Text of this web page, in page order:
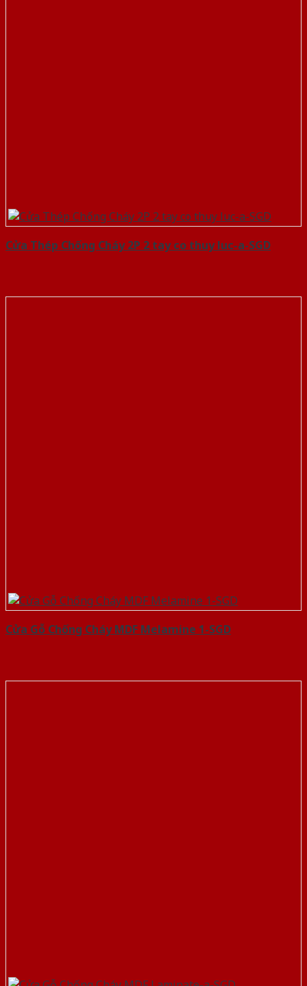
Cửa Thép Chống Cháy 2P 2 tay co thuy luc-a-SGD
Cửa Gỗ Chống Cháy MDF Melamine 1-SGD